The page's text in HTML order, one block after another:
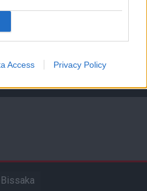
Access Privacy Policy
DAVE BRAILSFORD
AZ